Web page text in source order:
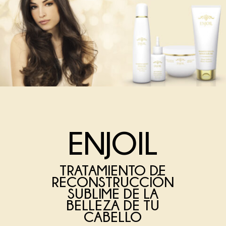
ENJOIL
TRATAMIENTO DE
RECONSTRUCCIÓN
SUBLIME DE LA
BELLEZA DE TU
CABELLO